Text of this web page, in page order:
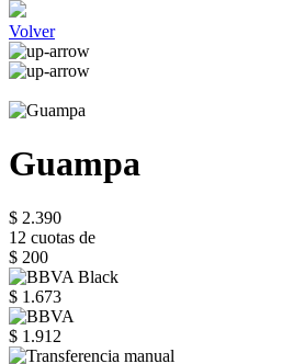
Volver
Guampa
$ 2.390
12 cuotas de
$ 200
$ 1.673
$ 1.912